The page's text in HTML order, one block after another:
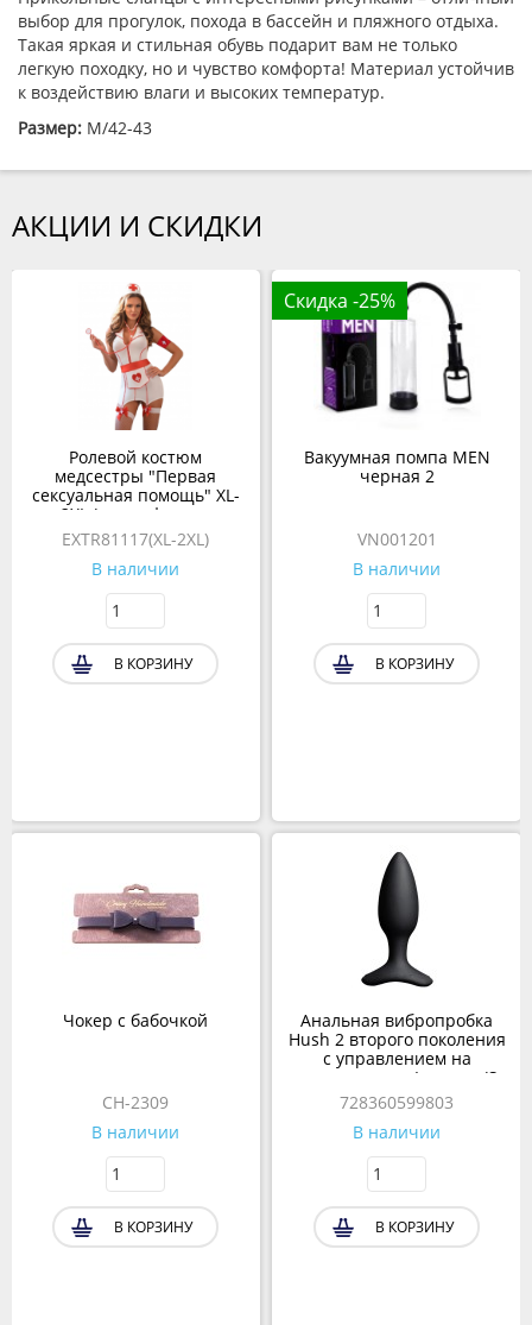
выбор для прогулок, похода в бассейн и пляжного отдыха.
Такая яркая и стильная обувь подарит вам не только
легкую походку, но и чувство комфорта! Материал устойчив
к воздействию влаги и высоких температур.
Размер: M/42-43
АКЦИИ И СКИДКИ
Ролевой костюм
медсестры "Первая
сексуальная помощь" XL-
2XL (халат, фартук,
головной убор, повязка)
EXTR81117(XL-2XL)
В наличии
В КОРЗИНУ
Чокер с бабочкой
CH-2309
В наличии
В КОРЗИНУ
Скидка -25%
Вакуумная помпа MEN
черная 2
VN001201
В наличии
В КОРЗИНУ
Анальная вибропробка
Hush 2 второго поколения
с управлением на
расстоянии от Lovense (S:
38*100 мм.)
728360599803
В наличии
В КОРЗИНУ